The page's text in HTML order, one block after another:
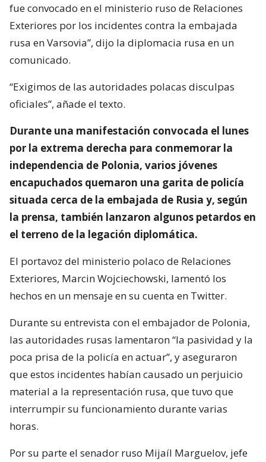
fue convocado en el ministerio ruso de Relaciones
Exteriores por los incidentes contra la embajada
rusa en Varsovia”, dijo la diplomacia rusa en un
comunicado.
“Exigimos de las autoridades polacas disculpas
oficiales”, añade el texto.
Durante una manifestación convocada el lunes
por la extrema derecha para conmemorar la
independencia de Polonia, varios jóvenes
encapuchados quemaron una garita de policía
situada cerca de la embajada de Rusia y, según
la prensa, también lanzaron algunos petardos en
el terreno de la legación diplomática.
El portavoz del ministerio polaco de Relaciones
Exteriores, Marcin Wojciechowski, lamentó los
hechos en un mensaje en su cuenta en Twitter.
Durante su entrevista con el embajador de Polonia,
las autoridades rusas lamentaron “la pasividad y la
poca prisa de la policía en actuar”, y aseguraron
que estos incidentes habían causado un perjuicio
material a la representación rusa, que tuvo que
interrumpir su funcionamiento durante varias
horas.
Por su parte el senador ruso Mijaíl Marguelov, jefe